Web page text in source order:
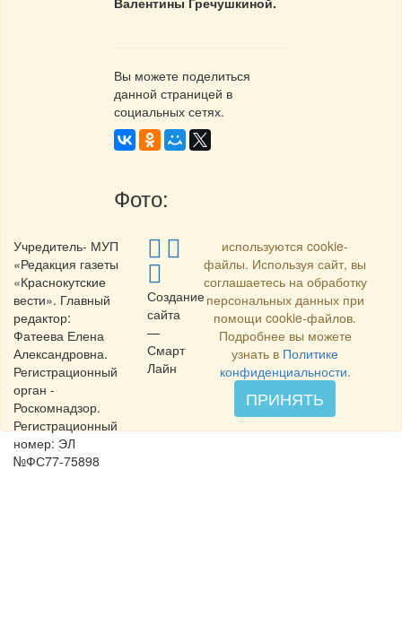
Вы можете поделиться
данной страницей в
социальных сетях.
Фото:
Учредитель- МУП
«Редакция газеты
«Краснокутские
вести». Главный
редактор:
Фатеева Елена
Александровна.
Регистрационный
орган -
Роскомнадзор.
Регистрационный
номер: ЭЛ
№ФС77-75898
Создание
сайта
—
Смарт
Лайн
используются cookie-
файлы. Используя сайт, вы
соглашаетесь на обработку
персональных данных при
помощи cookie-файлов.
Подробнее вы можете
узнать в Политике
конфиденциальности.
ПРИНЯТЬ